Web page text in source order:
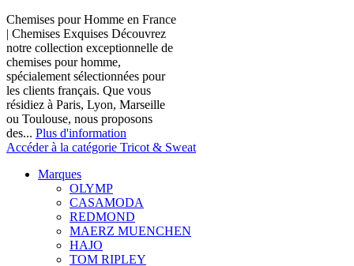
Chemises pour Homme en France
| Chemises Exquises Découvrez
notre collection exceptionnelle de
chemises pour homme,
spécialement sélectionnées pour
les clients français. Que vous
résidiez à Paris, Lyon, Marseille
ou Toulouse, nous proposons
des... Plus d'information
Accéder à la catégorie Tricot & Sweat
Marques
OLYMP
CASAMODA
REDMOND
MAERZ MUENCHEN
HAJO
TOM RIPLEY